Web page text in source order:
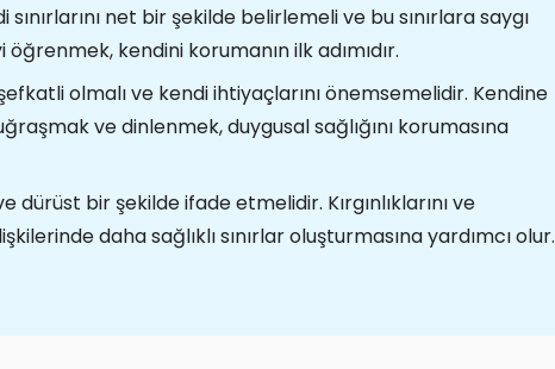
sınırlarını net bir şekilde belirlemeli ve bu sınırlara saygı
kendini korumanın ilk adımıdır.
olmalı ve kendi ihtiyaçlarını önemsemelidir. Kendine
ve dinlenmek, duygusal sağlığını korumasına
dürüst bir şekilde ifade etmelidir. Kırgınlıklarını ve
daha sağlıklı sınırlar oluşturmasına yardımcı olur.